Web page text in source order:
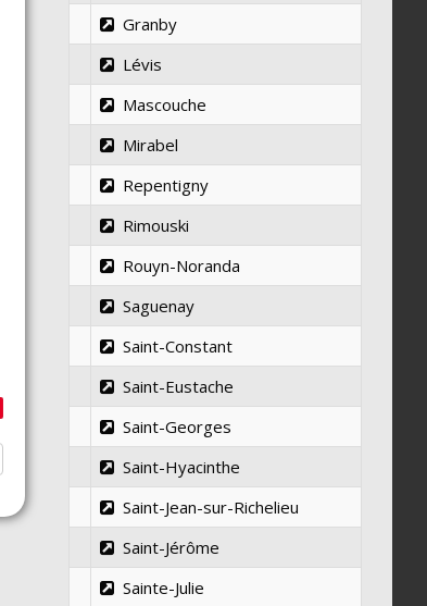
Granby
Lévis
Mascouche
Mirabel
Repentigny
Rimouski
Rouyn-Noranda
Saguenay
Saint-Constant
Saint-Eustache
Saint-Georges
Saint-Hyacinthe
Saint-Jean-sur-Richelieu
Saint-Jérôme
Sainte-Julie